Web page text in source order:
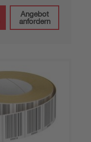
Angebot
anfordern